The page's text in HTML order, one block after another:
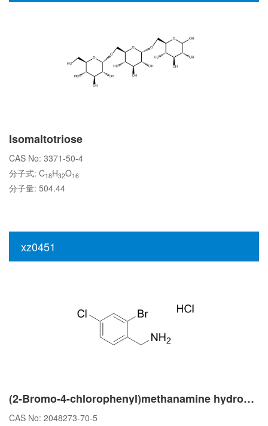
Isomaltotriose
CAS No: 3371-50-4
分子式: C18H32O16
分子量: 504.44
xz0451
(2-Bromo-4-chlorophenyl)methanamine hydrochloride
CAS No: 2048273-70-5